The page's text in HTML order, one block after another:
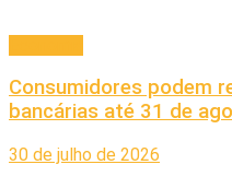
Consumidores podem
bancárias até 31 de
30 de julho de 2026